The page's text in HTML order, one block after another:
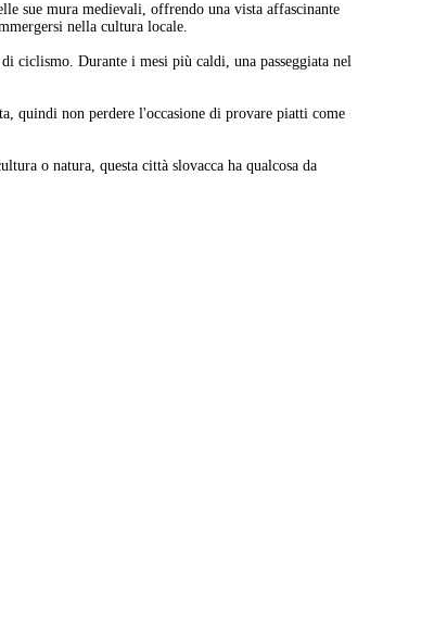
sue mura medievali, offrendo una vista affascinante
nella cultura locale.
ciclismo. Durante i mesi più caldi, una passeggiata nel
quindi non perdere l'occasione di provare piatti come
o natura, questa città slovacca ha qualcosa da